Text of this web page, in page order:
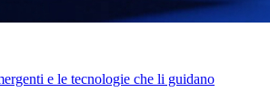
e le tecnologie che li guidano